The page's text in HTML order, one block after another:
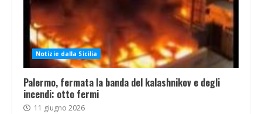
Notizie dalla Sicilia
Palermo, fermata la banda del kalashnikov e degli
incendi: otto fermi
11 giugno 2026